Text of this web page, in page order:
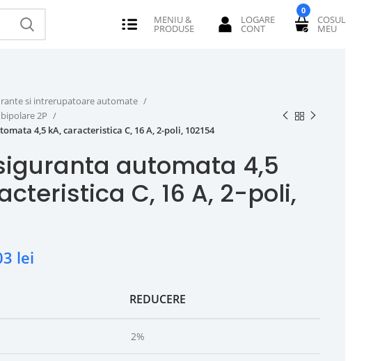
0
si intrerupatoare automate
2P
4,5 kA, caracteristica C, 16 A, 2-poli, 102154
automata 4,5
C, 16 A, 2-poli,
lei
REDUCERE
2%